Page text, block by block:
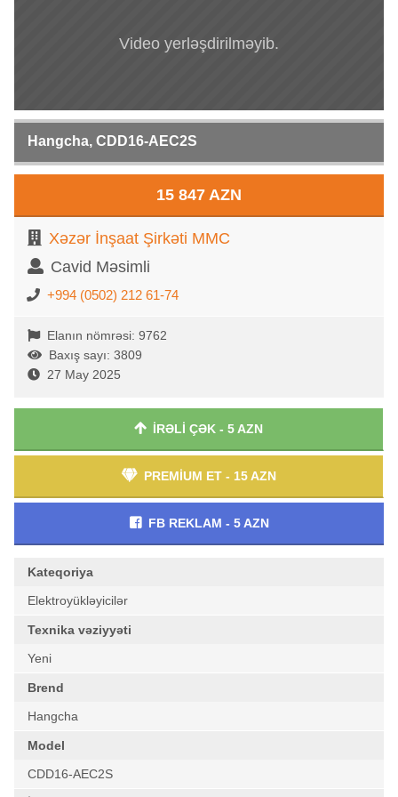
Video yerləşdirilməyib.
Hangcha, CDD16-AEC2S
15 847 AZN
Xəzər İnşaat Şirkəti MMC
Cavid Məsimli
+994 (0502) 212 61-74
Elanın nömrəsi: 9762
Baxış sayı: 3809
27 May 2025
İRƏLİ ÇƏK - 5 AZN
PREMİUM ET - 15 AZN
FB REKLAM - 5 AZN
Kateqoriya
Elektroyükləyicilər
Texnika vəziyyəti
Yeni
Brend
Hangcha
Model
CDD16-AEC2S